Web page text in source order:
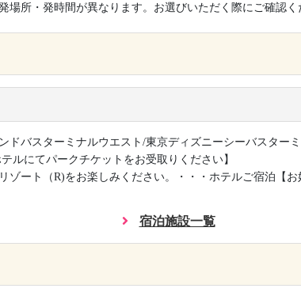
場所・発時間が異なります。お選びいただく際にご確認く
ドバスターミナルウエスト/東京ディズニーシーバスター
ルにてパークチケットをお受取りください】
ゾート（R)をお楽しみください。・・・ホテルご宿泊【
宿泊施設一覧